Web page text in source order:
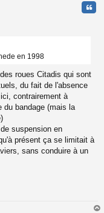
en 1998
roues Citadis qui sont
du fait de l'absence
contrairement à
du bandage (mais la
suspension en
présent ça se limitait à
sans conduire à un